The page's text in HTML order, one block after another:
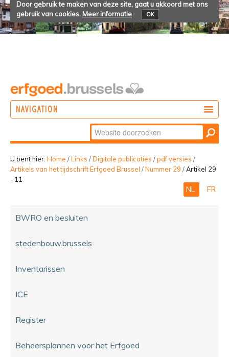
Door gebruik te maken van deze site, gaat u akkoord met ons
gebruik van cookies. Meer informatie OK
NAVIGATION
BELEVEN
Zoek
Geavanceerd
zoeken...
U bent hier: Home /Links /Digitale publicaties /pdf versies /
Artikels van het tijdschrift Erfgoed Brussel /Nummer 29 /Artikel 29
- 11
NL FR
BWRO en besluiten
stedenbouw.brussels
Inventarissen
ICE
Register
Beheersplannen voor het Erfgoed